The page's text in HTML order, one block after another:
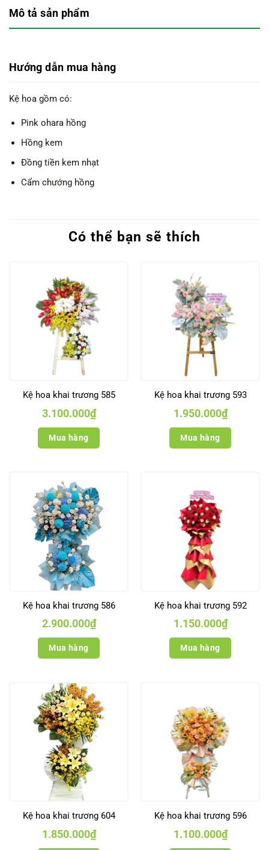
Mô tả sản phẩm
Hướng dẫn mua hàng
Kệ hoa gồm có:
Pink ohara hồng
Hồng kem
Đồng tiền kem nhạt
Cẩm chướng hồng
Có thể bạn sẽ thích
Kệ hoa khai trương 585
3.100.000₫
Mua hàng
Kệ hoa khai trương 593
1.950.000₫
Mua hàng
Kệ hoa khai trương 586
2.900.000₫
Mua hàng
Kệ hoa khai trương 592
1.150.000₫
Mua hàng
Kệ hoa khai trương 604
1.850.000₫
Kệ hoa khai trương 596
1.100.000₫